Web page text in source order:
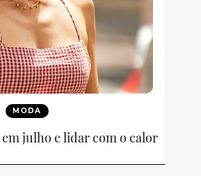
MODA
julho e lidar com o calor